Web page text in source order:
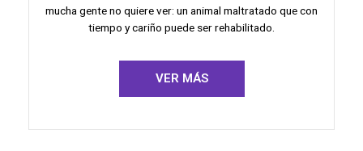
mucha gente no quiere ver: un animal maltratado que con
tiempo y cariño puede ser rehabilitado.
VER MÁS